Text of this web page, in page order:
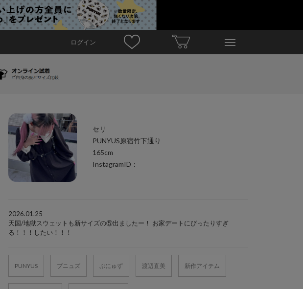
ログイン
セリ
PUNYUS原宿竹下通り
165cm
InstagramID：
2026.01.25
天国/地獄スウェットも新サイズの⑤出ましたー！ お家デートにぴったりすぎ
る！！！したい！！！
PUNYUS プニュズ ぷにゅず 渡辺直美 新作アイテム